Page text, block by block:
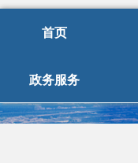
首页
政务服务